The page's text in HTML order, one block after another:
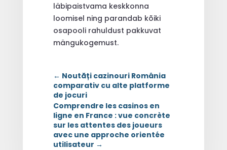
läbipaistvama keskkonna
loomisel ning parandab kõiki
osapooli rahuldust pakkuvat
mängukogemust.
← Noutăți cazinouri România
comparativ cu alte platforme
de jocuri
Comprendre les casinos en
ligne en France : vue concrète
sur les attentes des joueurs
avec une approche orientée
utilisateur →